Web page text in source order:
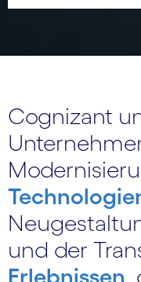
Cognizant
und der
Erlebnissen,